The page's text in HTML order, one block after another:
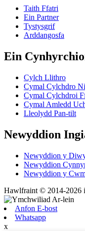
Taith Ffatri
Ein Partner
Tystysgrif
Arddangosfa
Ein
Cylch Llithro
Cymal Cylchdro
Cymal Cylchdroi
Cymal Amledd
Lleolydd Pan-tilt
Newyddion
Newyddion y
Newyddion
Newyddion y
Hawlfraint © 2014-2026
Anfon E-bost
Whatsapp
x